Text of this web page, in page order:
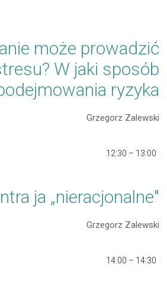
może prowadzić
W jaki sposób
ryzyka
Grzegorz Zalewski
12:30 – 13:00
ja „nieracjonalne"
Grzegorz Zalewski
14:00 – 14:30